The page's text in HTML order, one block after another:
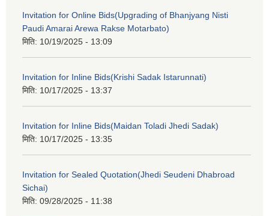
Invitation for Online Bids(Upgrading of Bhanjyang Nisti
Paudi Amarai Arewa Rakse Motarbato)
मिति: 10/19/2025 - 13:09
Invitation for Inline Bids(Krishi Sadak Istarunnati)
मिति: 10/17/2025 - 13:37
Invitation for Inline Bids(Maidan Toladi Jhedi Sadak)
मिति: 10/17/2025 - 13:35
Invitation for Sealed Quotation(Jhedi Seudeni Dhabroad
Sichai)
मिति: 09/28/2025 - 11:38